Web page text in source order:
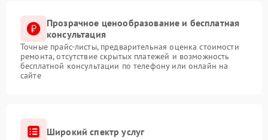
Прозрачное ценообразование и бесплатная
консультация
Точные прайс-листы, предварительная оценка стоимости
ремонта, отсутствие скрытых платежей и возможность
бесплатной консультации по телефону или онлайн на
сайте
Широкий спектр услуг